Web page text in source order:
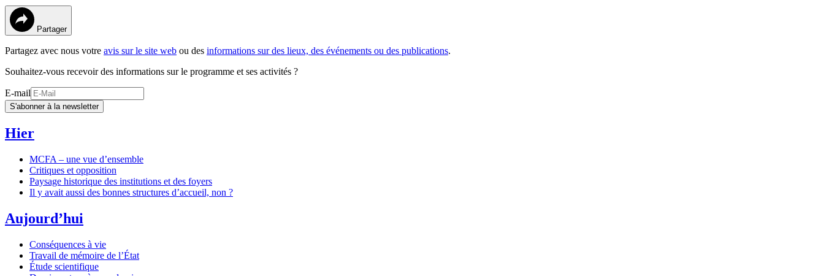
Partager
Partagez avec nous votre avis sur le site web ou des informations sur des lieux, des événements ou des publications.
Souhaitez-vous recevoir des informations sur le programme et ses activités ?
E-mail
S'abonner à la newsletter
Hier
MCFA – une vue d’ensemble
Critiques et opposition
Paysage historique des institutions et des foyers
Il y avait aussi des bonnes structures d’accueil, non ?
Aujourd’hui
Conséquences à vie
Travail de mémoire de l’État
Étude scientifique